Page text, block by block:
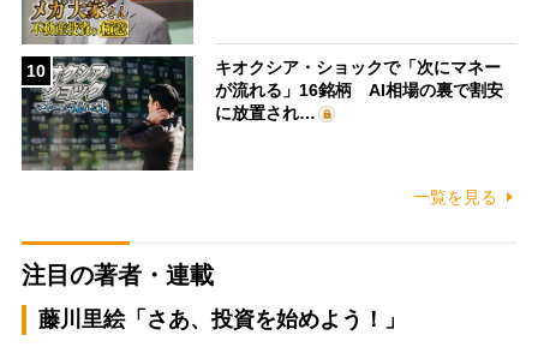
10
キオクシア・ショックで「次にマネー
が流れる」16銘柄 AI相場の裏で割安
に放置され…
一覧を見る
注目の著者・連載
藤川里絵「さあ、投資を始めよう！」